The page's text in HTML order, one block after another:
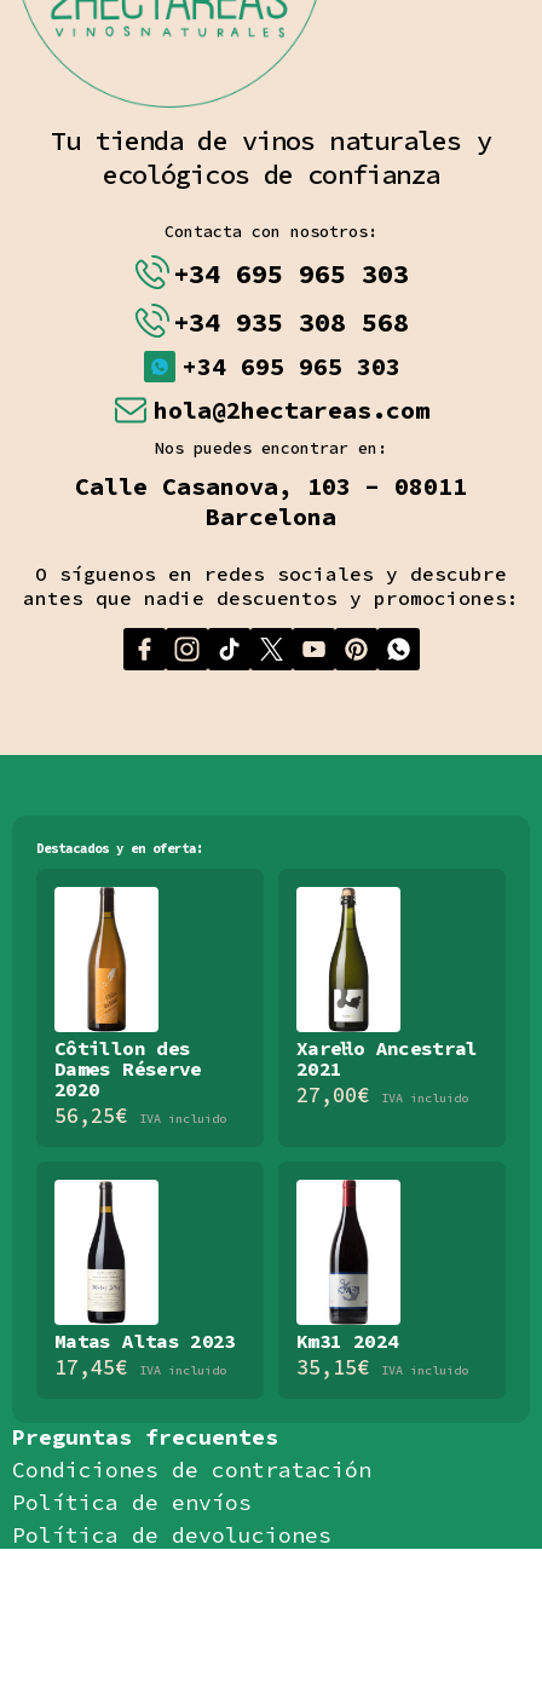
Tu tienda de vinos naturales y
ecológicos de confianza
Contacta con nosotros:
+34 695 965 303
+34 935 308 568
+34 695 965 303
hola@2hectareas.com
Nos puedes encontrar en:
Calle Casanova, 103 - 08011
Barcelona
O síguenos en redes sociales y descubre
antes que nadie descuentos y promociones:
Preguntas frecuentes
Condiciones de contratación
Política de envíos
Política de devoluciones
Destacados y en oferta:
Côtillon des
Dames Réserve
2020
56,25€ IVA incluido
Xarel·lo Ancestral
2021
27,00€ IVA incluido
Matas Altas 2023
17,45€ IVA incluido
Km31 2024
35,15€ IVA incluido